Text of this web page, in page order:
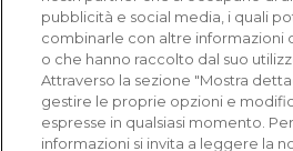
pubblicità e social media, i quali
combinarle con altre informazioni
o che hanno raccolto dal suo
Attraverso la sezione "Mostra
gestire le proprie opzioni e
espresse in qualsiasi momento.
informazioni si invita a leggere la